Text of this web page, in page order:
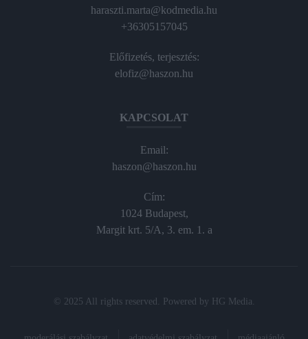
haraszti.marta@kodmedia.hu
+36305157045
Előfizetés, terjesztés:
elofiz@haszon.hu
KAPCSOLAT
Email:
haszon@haszon.hu
Cím:
1024 Budapest,
Margit krt. 5/A, 3. em. 1. a
© 2025 All rights reserved. Powered by HG Media